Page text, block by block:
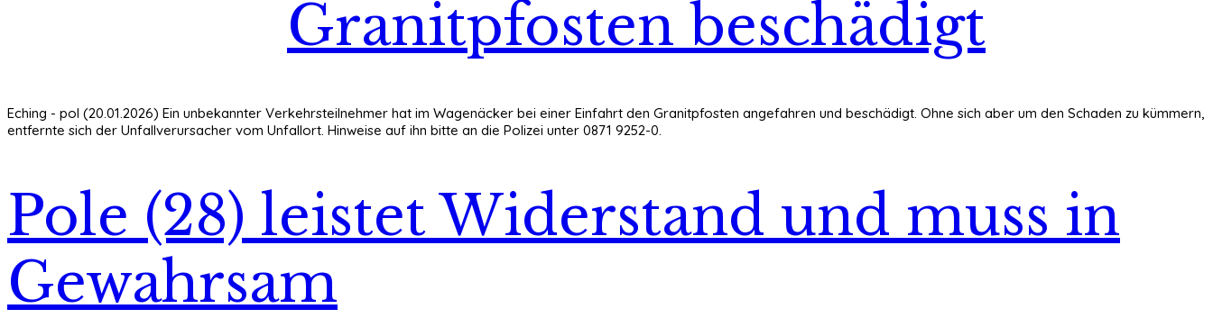
Granitpfosten beschädigt
Eching - pol (20.01.2026) Ein unbekannter Verkehrsteilnehmer hat im Wagenäcker bei einer Einfahrt den Granitpfosten angefahren und beschädigt. Ohne sich aber um den Schaden zu kümmern,
entfernte sich der Unfallverursacher vom Unfallort. Hinweise auf ihn bitte an die Polizei unter 0871 9252-0.
Pole (28) leistet Widerstand und muss in
Gewahrsam